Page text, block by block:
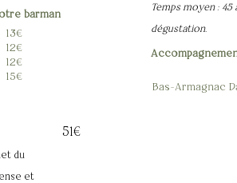
barman
13€
12€
12€
15€
du
et
51€
Temps moyen :
dégustation.
Bas-Armagnac